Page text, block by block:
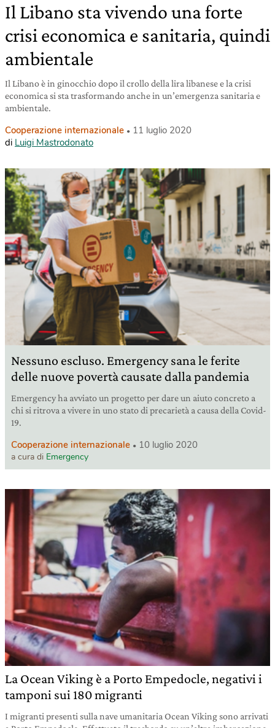
Il Libano sta vivendo una forte
crisi economica e sanitaria, quindi
ambientale
Il Libano è in ginocchio dopo il crollo della lira libanese e la crisi
economica si sta trasformando anche in un’emergenza sanitaria e
ambientale.
Cooperazione internazionale
11 luglio 2020
di Luigi Mastrodonato
Nessuno escluso. Emergency sana le ferite
delle nuove povertà causate dalla pandemia
Emergency ha avviato un progetto per dare un aiuto concreto a
chi si ritrova a vivere in uno stato di precarietà a causa della Covid-
19.
Cooperazione internazionale 10 luglio 2020
a cura di Emergency
La Ocean Viking è a Porto Empedocle, negativi i
tamponi sui 180 migranti
I migranti presenti sulla nave umanitaria Ocean Viking sono arrivati